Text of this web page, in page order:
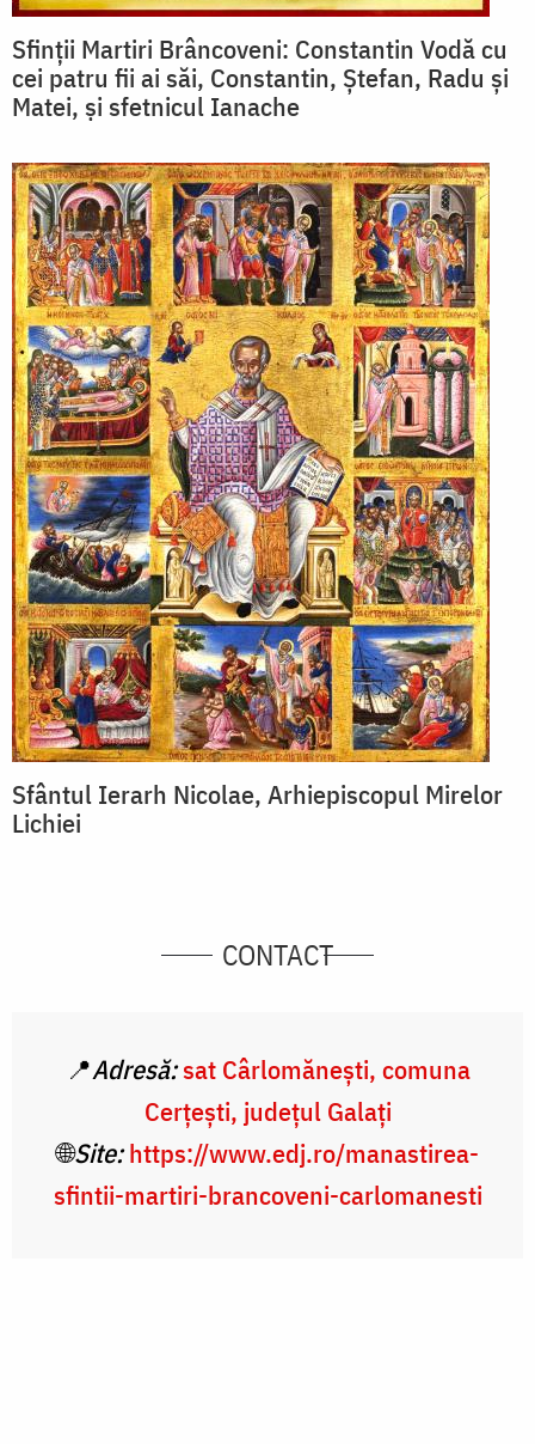
Sfinții Martiri Brâncoveni: Constantin Vodă cu
cei patru fii ai săi, Constantin, Ștefan, Radu și
Matei, și sfetnicul Ianache
Sfântul Ierarh Nicolae, Arhiepiscopul Mirelor
Lichiei
CONTACT
📍Adresă: sat Cârlomănești, comuna
Cerțești, județul Galați
🌐Site: https://www.edj.ro/manastirea-
sfintii-martiri-brancoveni-carlomanesti